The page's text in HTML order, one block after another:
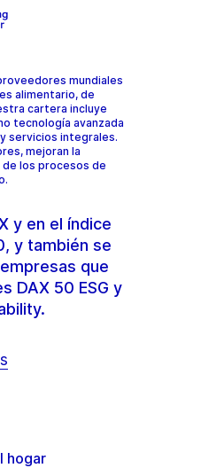
mundiales
alimentario, de
cartera incluye
tecnología avanzada
servicios integrales.
mejoran la
los procesos de
y en el índice
y también se
que
DAX 50 ESG y
hogar